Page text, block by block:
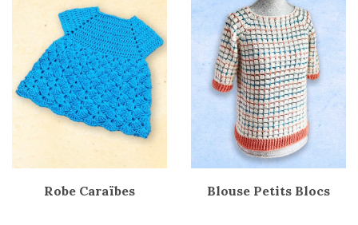
Robe Caraïbes Blouse Petits Blocs